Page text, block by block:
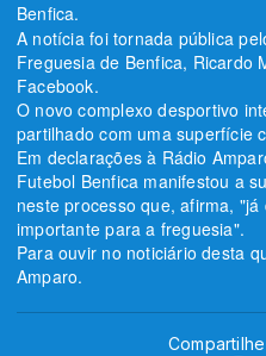
Benfica.
A notícia foi tornada pública
Freguesia de Benfica, Ricardo
Facebook.
O novo complexo desportivo
partilhado com uma superfície
Em declarações à Rádio
Futebol Benfica manifestou a
neste processo que, afirma,
importante para a freguesia".
Para ouvir no noticiário desta
Amparo.